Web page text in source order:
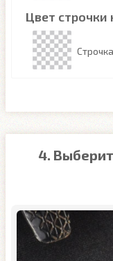
Цвет строчки
4.